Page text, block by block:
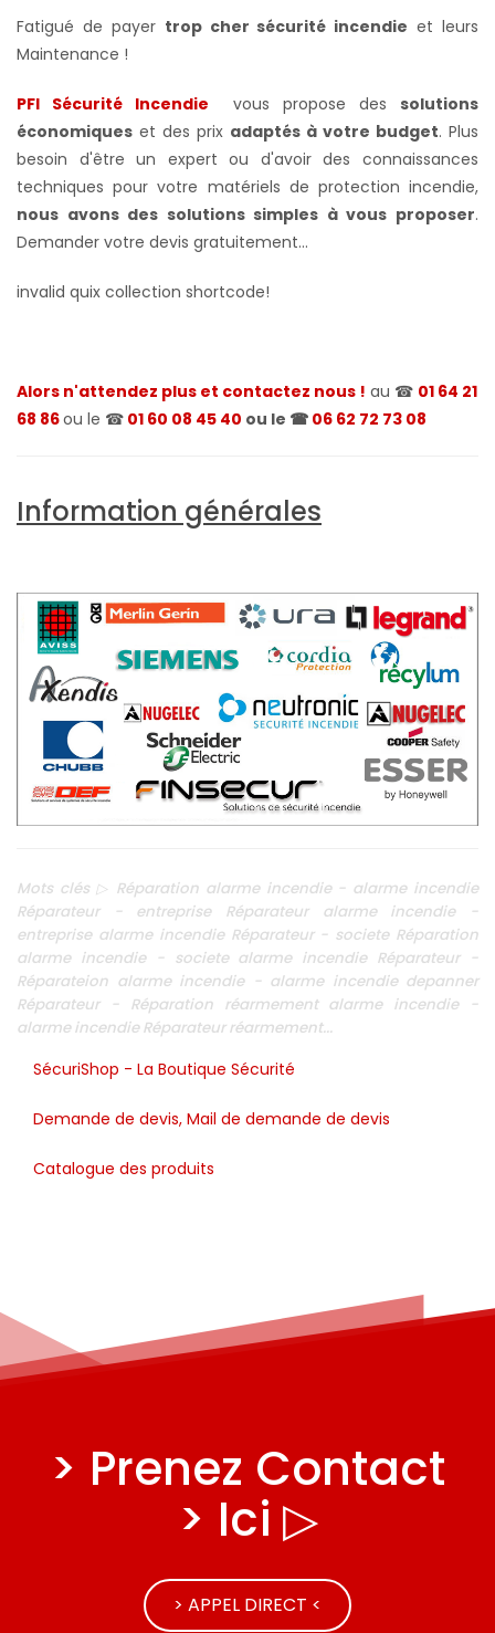
Fatigué de payer trop cher sécurité incendie et leurs
Maintenance !
PFI Sécurité Incendie vous propose dessolutions
économiques et des prix adaptés à votre budget. Plus
besoin d'être un expert ou d'avoir des connaissances
techniques pour votre matériels de protection incendie,
nous avons des solutions simples à vous proposer.
Demander votre devis gratuitement...
invalid quix collection shortcode!
Alors n'attendez plus et contactez nous ! au ☎ 01 64 21
68 86ou le ☎ 01 60 08 45 40 ou le ☎ 06 62 72 73 08
Information générales
Mots clés ▷ Réparation alarme incendie - alarme incendie
Réparateur - entreprise Réparateur alarme incendie -
entreprise alarme incendie Réparateur - societe Réparation
alarme incendie - societe alarme incendie Réparateur -
Réparateion alarme incendie - alarme incendie depanner
Réparateur - Réparation réarmement alarme incendie -
alarme incendie Réparateur réarmement...
SécuriShop - La Boutique Sécurité
Demande de devis, Mail de demande de devis
Catalogue des produits
> Prenez Contact
> Ici ▷
> APPEL DIRECT <